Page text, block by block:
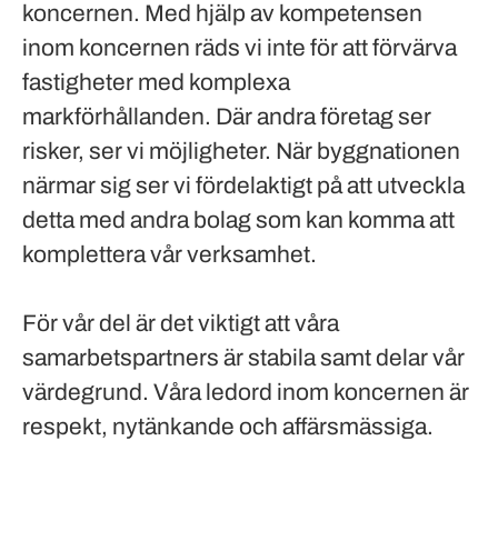
koncernen. Med hjälp av kompetensen
inom koncernen räds vi inte för att förvärva
fastigheter med komplexa
markförhållanden. Där andra företag ser
risker, ser vi möjligheter. När byggnationen
närmar sig ser vi fördelaktigt på att utveckla
detta med andra bolag som kan komma att
komplettera vår verksamhet.
För vår del är det viktigt att våra
samarbetspartners är stabila samt delar vår
värdegrund. Våra ledord inom koncernen är
respekt, nytänkande och affärsmässiga.